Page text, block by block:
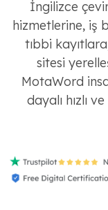
İngilizce
hizmetlerine, iş
tıbbi
sitesi
MotaWord
dayalı hızlı